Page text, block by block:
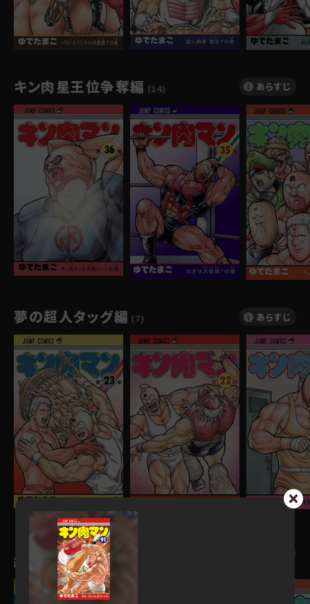
キン肉星王位争奪編 (14) あらすじ
夢の超人タッグ編 (7) あらすじ
７人の悪魔超人編＆黄金のマスク
編